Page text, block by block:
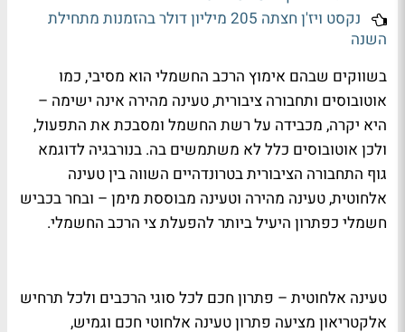
נקסט ויז'ן חצתה 205 מיליון דולר בהזמנות מתחילת
השנה
בשווקים שבהם אימוץ הרכב החשמלי הוא מסיבי, כמו
אוטובוסים ותחבורה ציבורית,טעינה מהירה אינה ישימה –
היא יקרה, מכבידה על רשת החשמל ומסבכת את התפעול,
ולכן אוטובוסים כלללא משתמשים בה. בנורבגיה לדוגמא
גוף התחבורה הציבורית בטרונדהיים השווה בין טעינה
אלחוטית, טעינה מהירה וטעינה מבוססת מימן – ובחר בכביש
חשמלי כפתרון היעיל ביותרלהפעלת צי הרכב החשמלי.
טעינה אלחוטית – פתרון חכם לכל סוגי הרכבים ולכל תרחיש
אלקטריאון מציעה פתרון טעינה אלחוטי חכם וגמיש,